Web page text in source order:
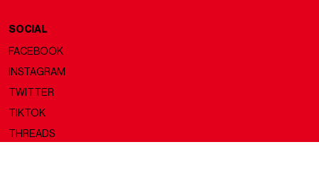
SOCIAL
FACEBOOK
INSTAGRAM
TWITTER
TIKTOK
THREADS